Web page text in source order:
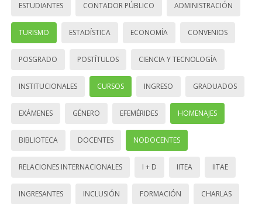
ESTUDIANTES CONTADOR PÚBLICO ADMINISTRACIÓN
TURISMO ESTADÍSTICA ECONOMÍA CONVENIOS
POSGRADO POSTÍTULOS CIENCIA Y TECNOLOGÍA
INSTITUCIONALES CURSOS INGRESO GRADUADOS
EXÁMENES GÉNERO EFEMÉRIDES HOMENAJES
BIBLIOTECA DOCENTES NODOCENTES
RELACIONES INTERNACIONALES I + D IITEA IITAE
INGRESANTES INCLUSIÓN FORMACIÓN CHARLAS